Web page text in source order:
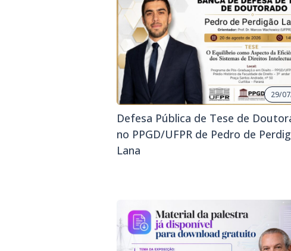
29/
Defesa Pública de Tese de
no PPGD/UFPR de Pedro de
Lana